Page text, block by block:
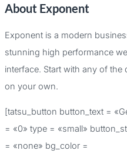
s
r
:
About Exponent
Exponent is a modern
stunning high performance
interface. Start with any of
on your own.
[tatsu_button button_text =
= «0» type = «small»
= «none» bg_color =